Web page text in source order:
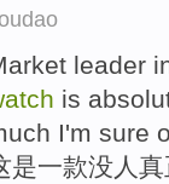
leader
is
I'm sure
是一款没人 真